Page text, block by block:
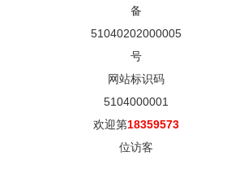
备
51040202000005
号
网站标识码
5104000001
欢迎第18359573
位访客